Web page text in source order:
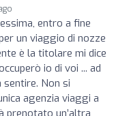
entro a fine
un viaggio di nozze
è la titolare mi dice
io di voi ... ad
Non si
agenzia viaggi a
prenotato un’altra